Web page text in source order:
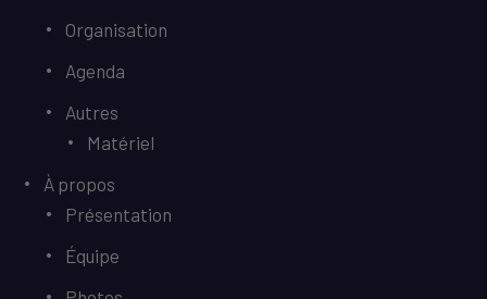
Organisation
Agenda
Autres
Matériel
À propos
Présentation
Équipe